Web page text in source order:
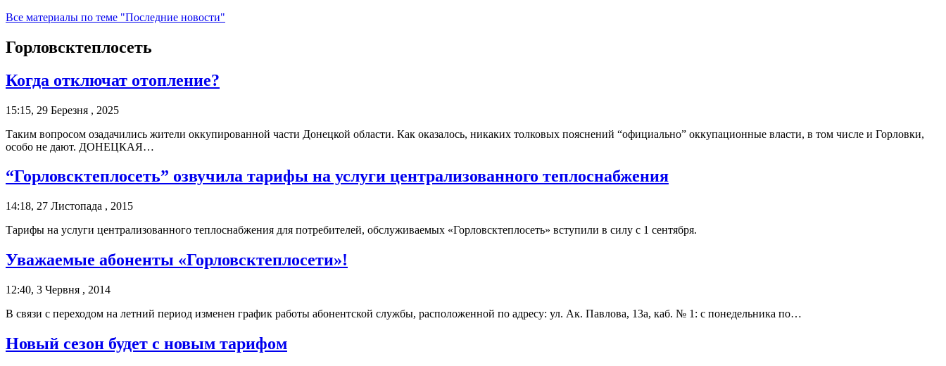
Все материалы по теме "Последние новости"
Горловсктеплосеть
Когда отключат отопление?
15:15, 29 Березня , 2025
Таким вопросом озадачились жители оккупированной части Донецкой области. Как оказалось, никаких толковых пояснений “официально” оккупационные власти, в том числе и Горловки,
особо не дают. ДОНЕЦКАЯ…
“Горловсктеплосеть” озвучила тарифы на услуги централизованного теплоснабжения
14:18, 27 Листопада , 2015
Тарифы на услуги централизованного теплоснабжения для потребителей, обслуживаемых «Горловсктеплосеть» вступили в силу с 1 сентября.
Уважаемые абоненты «Горловсктеплосети»!
12:40, 3 Червня , 2014
В связи с переходом на летний период изменен график работы абонентской службы, расположенной по адресу: ул. Ак. Павлова, 13а, каб. № 1: с понедельника по…
Новый сезон будет с новым тарифом